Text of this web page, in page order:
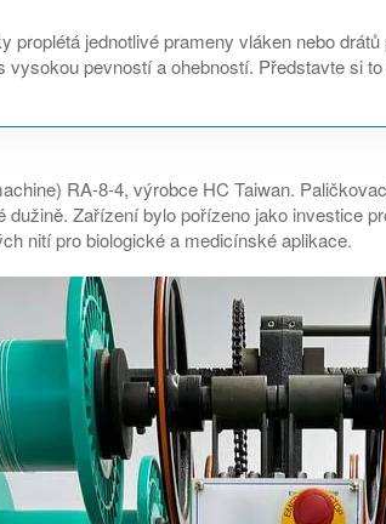
proplétá jednotlivé prameny vláken nebo
vysokou pevností a ohebností. Představte si
RA-8-4, výrobce HC Taiwan.
dužině. Zařízení bylo pořízeno jako
nití pro biologické a medicínské aplikace.